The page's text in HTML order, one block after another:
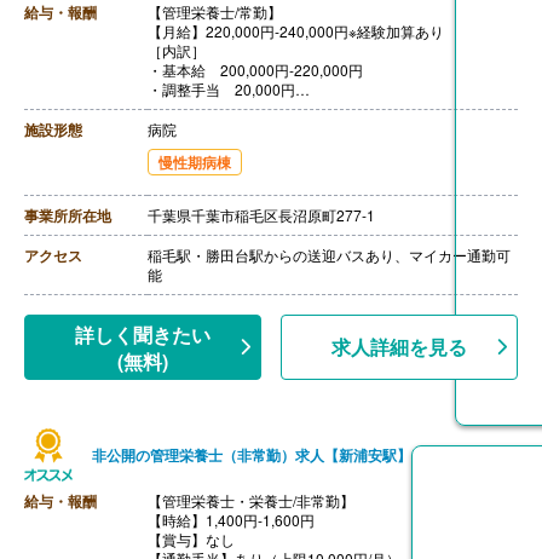
給与・報酬
【管理栄養士/常勤】
【月給】220,000円-240,000円※経験加算あり
［内訳］
・基本給 200,000円-220,000円
・調整手当 20,000円
［その他手当］
・休日手当 2,000円/回
【賞与】年2回（前年度実績3.25ヶ月分）
【通勤手当】あり（上限50,000円/月）
【退職金】あり※勤続3年以上
施設形態 病院
慢性期病棟
事業所所在地 千葉県千葉市稲毛区長沼原町277-1
アクセス
稲毛駅・勝田台駅からの送迎バスあり、マイカー通勤可
能
詳しく聞きたい
(無料)
求人詳細を見る
非公開の管理栄養士（非常勤）求人【新浦安駅】
給与・報酬
【管理栄養士・栄養士/非常勤】
【時給】1,400円-1,600円
【賞与】なし